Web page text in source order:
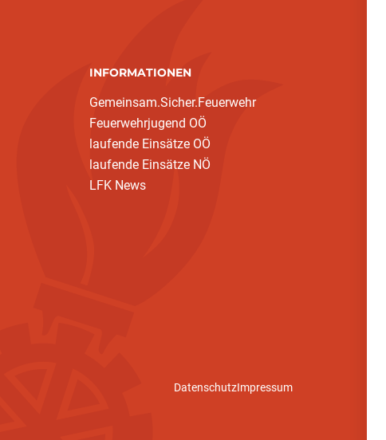
INFORMATIONEN
Gemeinsam.Sicher.Feuerwehr
Feuerwehrjugend OÖ
laufende Einsätze OÖ
laufende Einsätze NÖ
LFK News
DatenschutzImpressum